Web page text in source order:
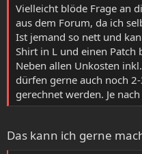
Vielleicht blöde Frage an
aus dem Forum, da ich
Ist jemand so nett und
Shirt in L und einen Patch
Neben allen Unkosten
dürfen gerne auch noch
gerechnet werden. Je
Das kann ich gerne